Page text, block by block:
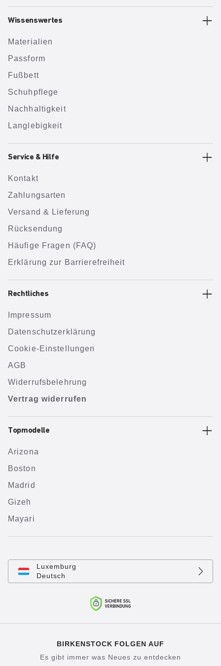
Wissenswertes
Materialien
Passform
Fußbett
Schuhpflege
Nachhaltigkeit
Langlebigkeit
Service & Hilfe
Kontakt
Zahlungsarten
Versand & Lieferung
Rücksendung
Häufige Fragen (FAQ)
Erklärung zur Barrierefreiheit
Rechtliches
Impressum
Datenschutzerklärung
Cookie-Einstellungen
AGB
Widerrufsbelehrung
Vertrag widerrufen
Topmodelle
Arizona
Boston
Madrid
Gizeh
Mayari
Luxemburg
Deutsch
BIRKENSTOCK FOLGEN AUF
Es gibt immer was Neues zu entdecken